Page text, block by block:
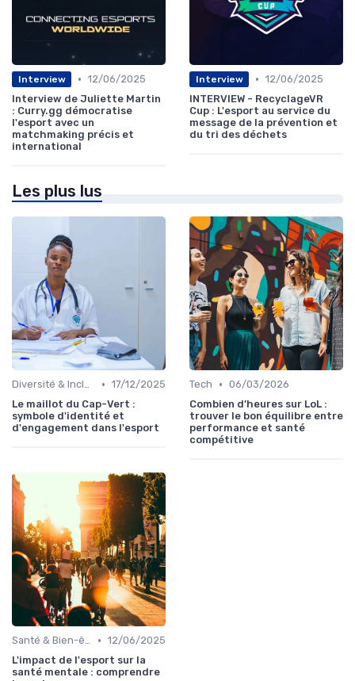
Interview • 12/06/2025
Interview de Juliette Martin
: Curry.gg démocratise
l'esport avec un
matchmaking précis et
international
Interview • 12/06/2025
INTERVIEW - RecyclageVR
Cup : L'esport au service du
message de la prévention et
du tri des déchets
Les plus lus
Diversité & Inclusion • 17/12/2025
Le maillot du Cap-Vert :
symbole d'identité et
d'engagement dans l'esport
Tech • 06/03/2026
Combien d’heures sur LoL :
trouver le bon équilibre entre
performance et santé
compétitive
Santé & Bien-être • 12/06/2025
L'impact de l'esport sur la
santé mentale : comprendre